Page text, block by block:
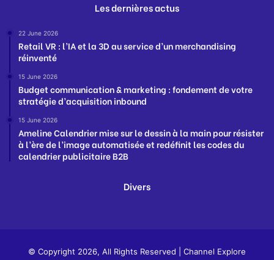
Les dernières actus
22 June 2026
Retail VR : l’IA et la 3D au service d’un merchandising
réinventé
15 June 2026
Budget communication & marketing : fondement de votre
stratégie d’acquisition inbound
15 June 2026
Ameline Calendrier mise sur le dessin à la main pour résister
à l’ère de l’image automatisée et redéfinit les codes du
calendrier publicitaire B2B
Divers
© Copyright 2026, All Rights Reserved | Channel Explore